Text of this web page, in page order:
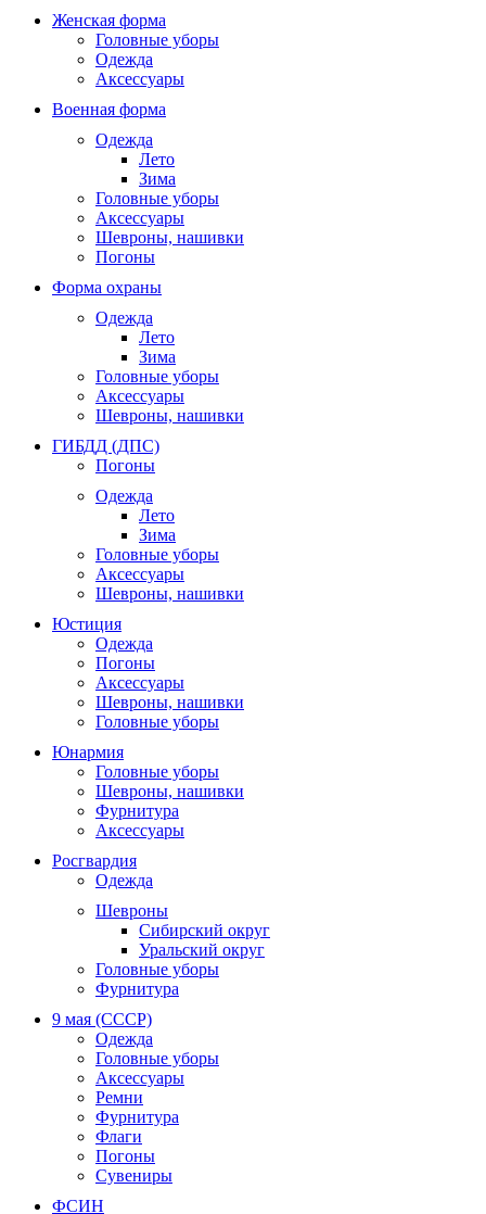
Женская форма
Головные уборы
Одежда
Аксессуары
Военная форма
Одежда
Лето
Зима
Головные уборы
Аксессуары
Шевроны, нашивки
Погоны
Форма охраны
Одежда
Лето
Зима
Головные уборы
Аксессуары
Шевроны, нашивки
ГИБДД (ДПС)
Погоны
Одежда
Лето
Зима
Головные уборы
Аксессуары
Шевроны, нашивки
Юстиция
Одежда
Погоны
Аксессуары
Шевроны, нашивки
Головные уборы
Юнармия
Головные уборы
Шевроны, нашивки
Фурнитура
Аксессуары
Росгвардия
Одежда
Шевроны
Сибирский округ
Уральский округ
Головные уборы
Фурнитура
9 мая (СССР)
Одежда
Головные уборы
Аксессуары
Ремни
Фурнитура
Флаги
Погоны
Сувениры
ФСИН